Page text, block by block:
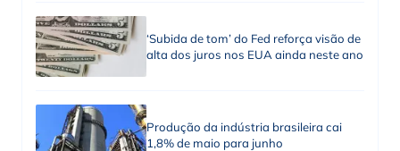
‘Subida de tom’ do Fed reforça visão de
alta dos juros nos EUA ainda neste ano
Produção da indústria brasileira cai
1,8% de maio para junho